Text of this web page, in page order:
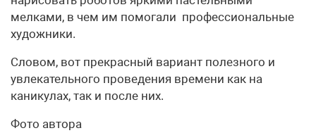
мелками, в чем им помогали профессиональные
художники.
Словом, вот прекрасный вариант полезного и
увлекательного проведения времени как на
каникулах, так и после них.
Фото автора